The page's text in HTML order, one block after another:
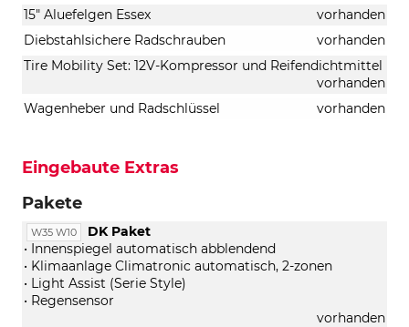
15" Aluefelgen Essex
vorhanden
Diebstahlsichere Radschrauben
vorhanden
Tire Mobility Set: 12V-Kompressor und Reifendichtmittel
vorhanden
Wagenheber und Radschlüssel
vorhanden
Eingebaute Extras
Pakete
W35 W10
DK Paket
• Innenspiegel automatisch abblendend
• Klimaanlage Climatronic automatisch, 2-zonen
• Light Assist (Serie Style)
• Regensensor
vorhanden